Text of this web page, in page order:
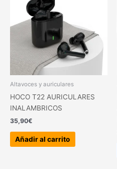
Altavoces y auriculares
HOCO T22 AURICULARES
INALAMBRICOS
35,90€
Añadir al carrito